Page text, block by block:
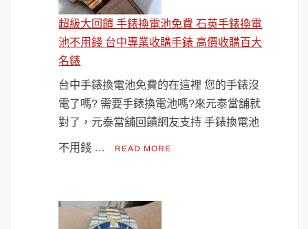
超級大回饋 手錶換電池免費 石英手錶換電
池不用錢 台中專業收購手錶 高價收購百大
名錶
台中手錶換電池免費的在這裡 您的手錶沒
電了嗎? 需要手錶換電池嗎?來元泰當舖就
對了，元泰當舖回饋網友支持 手錶換電池
不用錢 … READ MORE